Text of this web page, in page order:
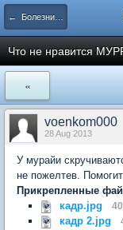
← Болезни и вредители плодовых культур
Что не нравится
«
voenkom000
28 Aug 2013
У мурайи
не пожелтев.
Прикрепленные
кадр.jpg
кадр 2.jpg